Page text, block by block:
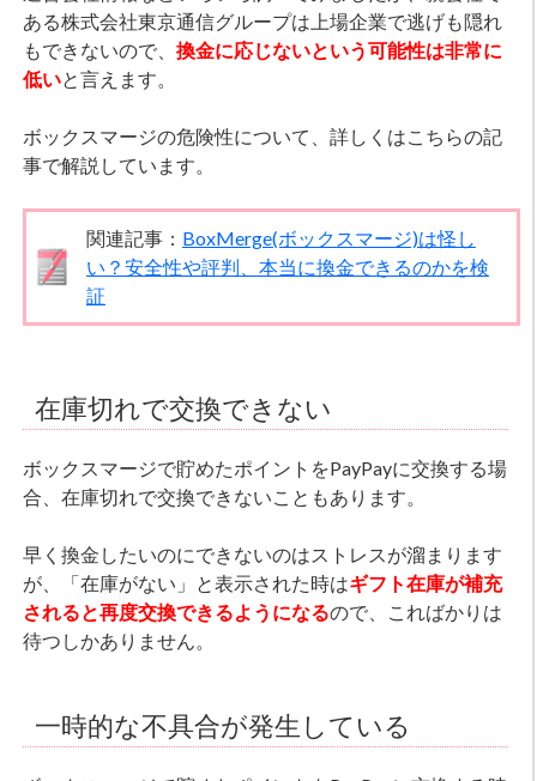
ある株式会社東京通信グループは上場企業で逃げも隠れ
もできないので、 換金に応じないという可能性は非常に
低いと言えます。
ボックスマージの危険性について、詳しくはこちらの記
事で解説しています。
関連記事： BoxMerge(ボックスマージ)は怪し
い？安全性や評判、本当に換金できるのかを検
証
在庫切れで交換できない
ボックスマージで貯めたポイントをPayPayに交換する場
合、在庫切れで交換できないこともあります。
早く換金したいのにできないのはストレスが溜まります
が、「在庫がない」と表示された時はギフト在庫が補充
されると再度交換できるようになるので、こればかりは
待つしかありません。
一時的な不具合が発生している